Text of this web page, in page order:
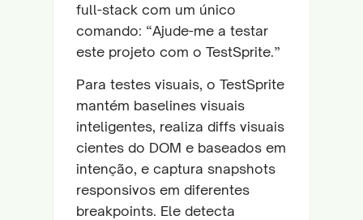
full-stack com um único
comando: “Ajude-me a testar
este projeto com o TestSprite.”
Para testes visuais, o TestSprite
mantém baselines visuais
inteligentes, realiza diffs visuais
cientes do DOM e baseados em
intenção, e captura snapshots
responsivos em diferentes
breakpoints. Ele detecta